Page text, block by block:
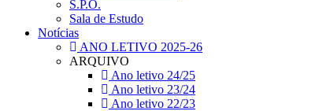
S.P.O.
Sala de Estudo
Notícias
ANO LETIVO 2025-26
ARQUIVO
Ano letivo 24/25
Ano letivo 23/24
Ano letivo 22/23